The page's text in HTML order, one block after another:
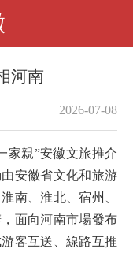
河南
2026-07-08
親”安徽文旅推介
安徽省文化和旅游
南、淮北、宿州、
面向河南市場發布
客互送、線路互推